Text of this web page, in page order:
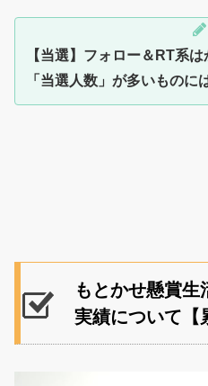
【当選】フォロー＆RT系
「当選人数」が多いものに
もとかせ懸賞生
実績について【